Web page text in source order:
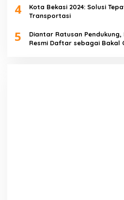
4
Kota Bekasi 2024: Solusi
Transportasi
5
Diantar Ratusan
Resmi Daftar sebagai Bakal